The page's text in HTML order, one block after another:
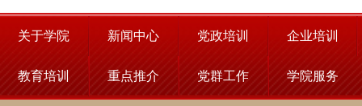
关于学院 新闻中心 党政培训 企业培训
教育培训 重点推介 党群工作 学院服务